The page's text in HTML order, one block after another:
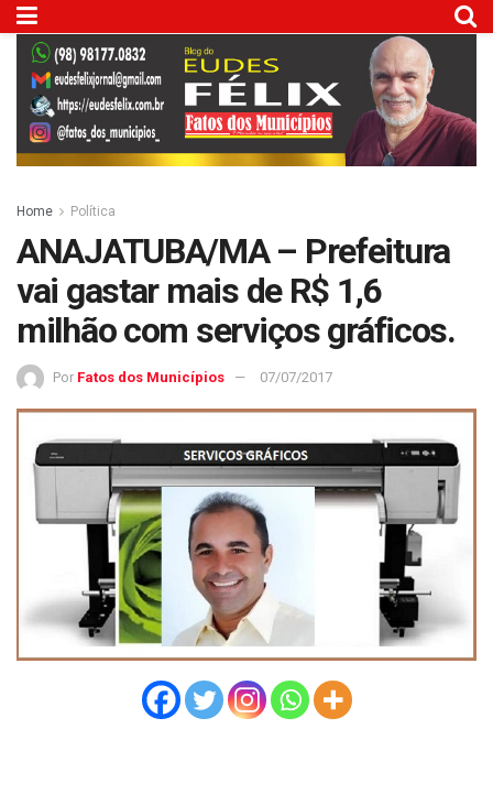
Home Política
ANAJATUBA/MA – Prefeitura
vai gastar mais de R$ 1,6
milhão com serviços gráficos.
Por Fatos dos Municípios 07/07/2017